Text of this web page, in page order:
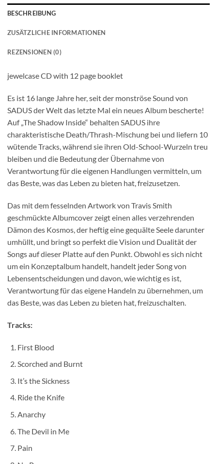
BESCHREIBUNG
ZUSÄTZLICHE INFORMATIONEN
REZENSIONEN (0)
jewelcase CD with 12 page booklet
Es ist 16 lange Jahre her, seit der monströse Sound von
SADUS der Welt das letzte Mal ein neues Album bescherte!
Auf „The Shadow Inside“ behalten SADUS ihre
charakteristische Death/Thrash-Mischung bei und liefern 10
wütende Tracks, während sie ihren Old-School-Wurzeln treu
bleiben und die Bedeutung der Übernahme von
Verantwortung für die eigenen Handlungen vermitteln, um
das Beste, was das Leben zu bieten hat, freizusetzen.
Das mit dem fesselnden Artwork von Travis Smith
geschmückte Albumcover zeigt einen alles verzehrenden
Dämon des Kosmos, der heftig eine gequälte Seele darunter
umhüllt, und bringt so perfekt die Vision und Dualität der
Songs auf dieser Platte auf den Punkt. Obwohl es sich nicht
um ein Konzeptalbum handelt, handelt jeder Song von
Lebensentscheidungen und davon, wie wichtig es ist,
Verantwortung für das eigene Handeln zu übernehmen, um
das Beste, was das Leben zu bieten hat, freizuschalten.
Tracks:
First Blood
Scorched and Burnt
It’s the Sickness
Ride the Knife
Anarchy
The Devil in Me
Pain